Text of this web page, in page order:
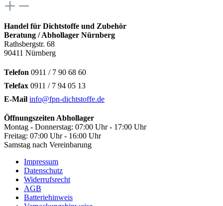
Handel für Dichtstoffe und Zubehör
Beratung / Abhollager Nürnberg
Rathsbergstr. 68
90411 Nürnberg
Telefon 0911 / 7 90 68 60
Telefax 0911 / 7 94 05 13
E-Mail info@fpn-dichtstoffe.de
Öffnungszeiten Abhollager
Montag - Donnerstag: 07:00 Uhr - 17:00 Uhr
Freitag: 07:00 Uhr - 16:00 Uhr
Samstag nach Vereinbarung
Impressum
Datenschutz
Widerrufsrecht
AGB
Batteriehinweis